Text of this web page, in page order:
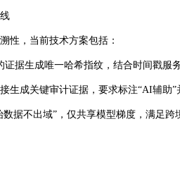
性，当前技术方案包括：
据生成唯一哈希指纹，结合时间戳服
生成关键审计证据，要求标注“AI辅助
据不出域”，仅共享模型梯度，满足跨